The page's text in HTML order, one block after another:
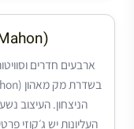
הניצחון. העיצוב
העליונות יש ג׳קוזי